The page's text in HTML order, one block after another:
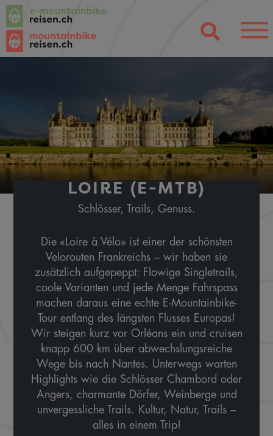
LOIRE (E-MTB)
Schlösser, Trails, Genuss.
Die «Loire à Vélo» ist einer der schönsten
Velorouten Frankreichs – wir haben sie
zusätzlich aufgepeppt: Flowige Singletrails,
coole Varianten und jede Menge Fahrspass
machen daraus eine echte E-Mountainbike-
Tour entlang des längsten Flusses Europas!
Wir steigen kurz vor Orléans ein und cruisen
knapp 600 km über abwechslungsreiche
Wege bis nach Nantes. Unterwegs warten
Highlights wie die Schlösser Chambord oder
Angers, charmante Dörfer, Weinberge und
unvergessliche Trails. Kultur, Natur, Trails –
alles in einem Trip!